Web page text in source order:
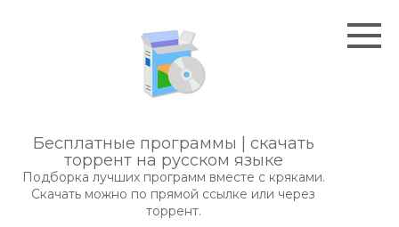
Бесплатные программы | скачать
торрент на русском языке
Подборка лучших программ вместе с кряками.
Скачать можно по прямой ссылке или через
торрент.